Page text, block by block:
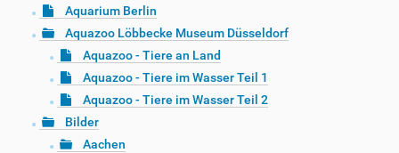
Aquarium Berlin
Aquazoo Löbbecke Museum Düsseldorf
Aquazoo - Tiere an Land
Aquazoo - Tiere im Wasser Teil 1
Aquazoo - Tiere im Wasser Teil 2
Bilder
Aachen